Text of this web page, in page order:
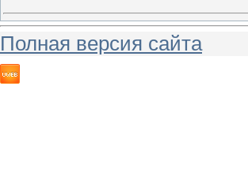
Полная версия сайта